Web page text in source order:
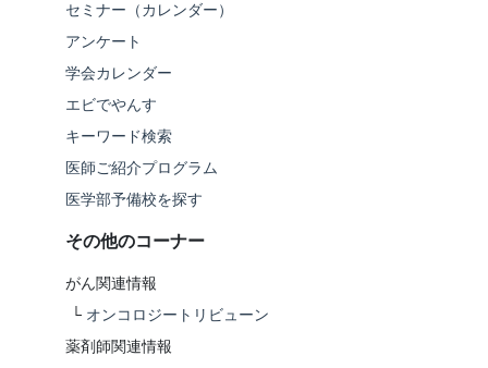
セミナー（カレンダー）
アンケート
学会カレンダー
エビでやんす
キーワード検索
医師ご紹介プログラム
医学部予備校を探す
その他のコーナー
がん関連情報
└ オンコロジートリビューン
薬剤師関連情報